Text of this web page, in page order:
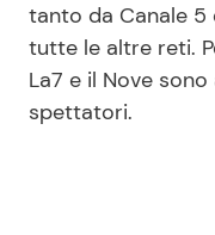
tanto da Canale
tutte le altre reti.
La7 e il Nove
spettatori.